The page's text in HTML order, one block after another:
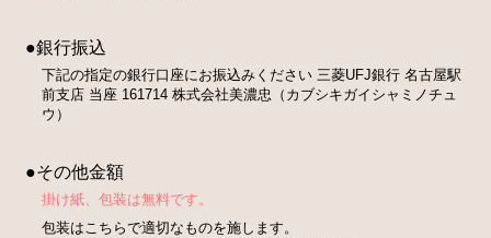
●銀行振込
下記の指定の銀行口座にお振込みください 三菱UFJ銀行 名古屋駅
前支店 当座 161714 株式会社美濃忠（カブシキガイシャミノチュ
ウ）
●その他金額
掛け紙、包装は無料です。
包装はこちらで適切なものを施します。